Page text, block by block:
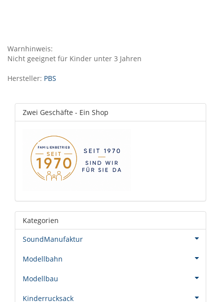
Warnhinweis:
Nicht geeignet für Kinder unter 3 Jahren
Hersteller: PBS
Zwei Geschäfte - Ein Shop
Kategorien
SoundManufaktur
Modellbahn
Modellbau
Kinderrucksack